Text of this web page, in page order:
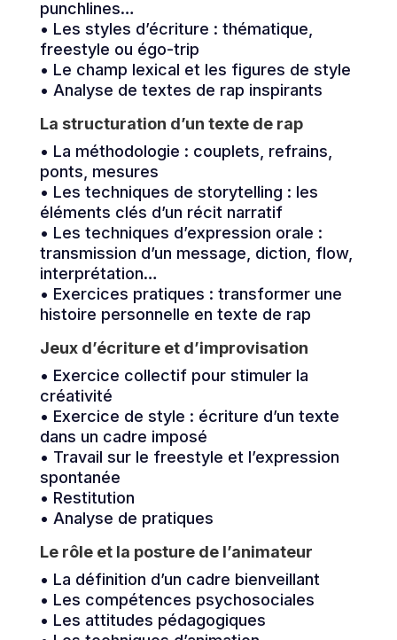
punchlines…
• Les styles d’écriture : thématique,
freestyle ou égo-trip
• Le champ lexical et les figures de style
• Analyse de textes de rap inspirants
La structuration d’un texte de rap
• La méthodologie : couplets, refrains,
ponts, mesures
• Les techniques de storytelling : les
éléments clés d’un récit narratif
• Les techniques d’expression orale :
transmission d’un message, diction, flow,
interprétation…
• Exercices pratiques : transformer une
histoire personnelle en texte de rap
Jeux d’écriture et d’improvisation
• Exercice collectif pour stimuler la
créativité
• Exercice de style : écriture d’un texte
dans un cadre imposé
• Travail sur le freestyle et l’expression
spontanée
• Restitution
• Analyse de pratiques
Le rôle et la posture de l’animateur
• La définition d’un cadre bienveillant
• Les compétences psychosociales
• Les attitudes pédagogiques